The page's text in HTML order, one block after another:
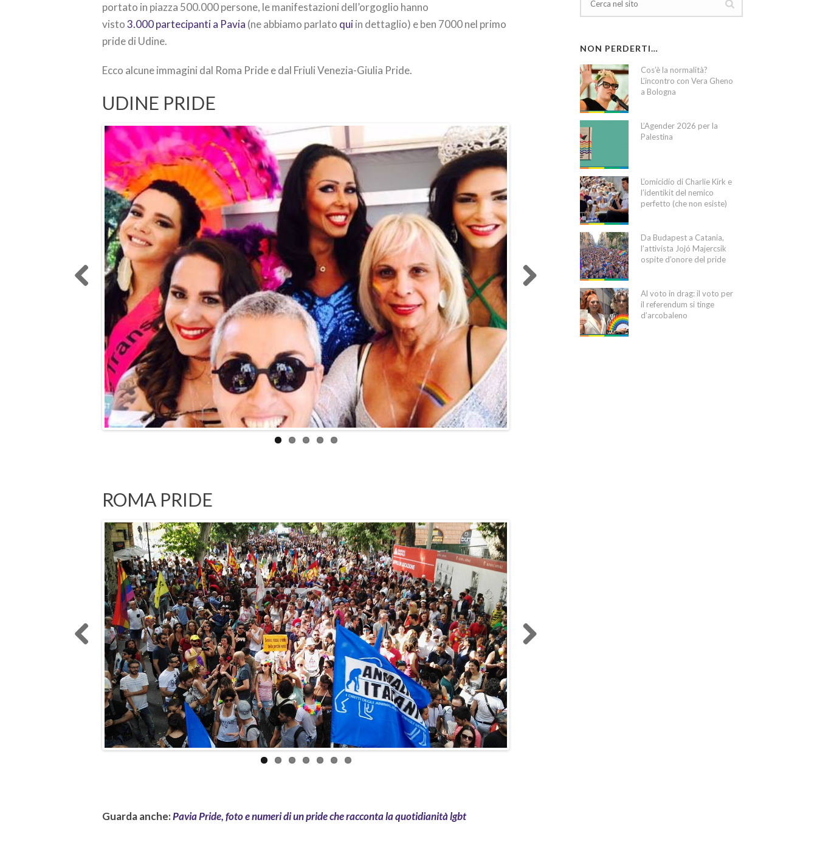
portato in piazza 500.000 persone, le manifestazioni dell’orgoglio hanno
visto3.000 partecipanti a Pavia (ne abbiamo parlato quiin dettaglio) e ben 7000 nel primo
pride di Udine.
Ecco alcune immagini dal Roma Pride e dal Friuli Venezia-Giulia Pride.
UDINE PRIDE
ROMA PRIDE
Guarda anche:Pavia Pride, foto e numeri di un pride che racconta la quotidianità lgbt
NON PERDERTI…
Cos’è la normalità?
L’incontro con Vera Gheno
a Bologna
L’Agender 2026 per la
Palestina
L’omicidio di Charlie Kirk e
l’identikit del nemico
perfetto (che non esiste)
Da Budapest a Catania,
l’attivista Jojó Majercsik
ospite d’onore del pride
Al voto in drag: il voto per
il referendum si tinge
d’arcobaleno